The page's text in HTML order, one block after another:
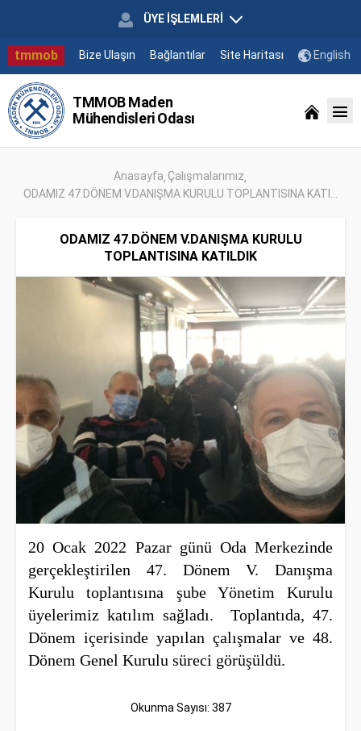
ÜYE İŞLEMLERİ
tmmob Bize Ulaşın Bağlantılar Site Haritası English
TMMOB Maden
Mühendisleri Odası
Anasayfa Çalışmalarımız
ODAMIZ 47.DÖNEM V.DANIŞMA KURULU TOPLANTISINA KATI...
ODAMIZ 47.DÖNEM V.DANIŞMA KURULU
TOPLANTISINA KATILDIK
20 Ocak 2022 Pazar günü Oda Merkezinde
gerçekleştirilen 47. Dönem V. Danışma
Kurulu toplantısına şube Yönetim Kurulu
üyelerimiz katılım sağladı. Toplantıda, 47.
Dönem içerisinde yapılan çalışmalar ve 48.
Dönem Genel Kurulu süreci görüşüldü.
Okunma Sayısı: 387